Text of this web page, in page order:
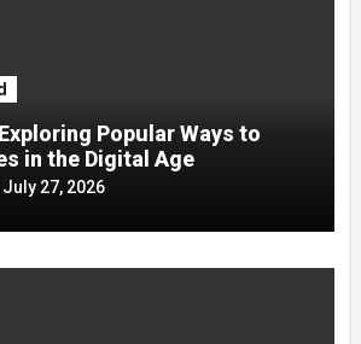
Popular Ways to
in the Digital Age
July 27, 2026